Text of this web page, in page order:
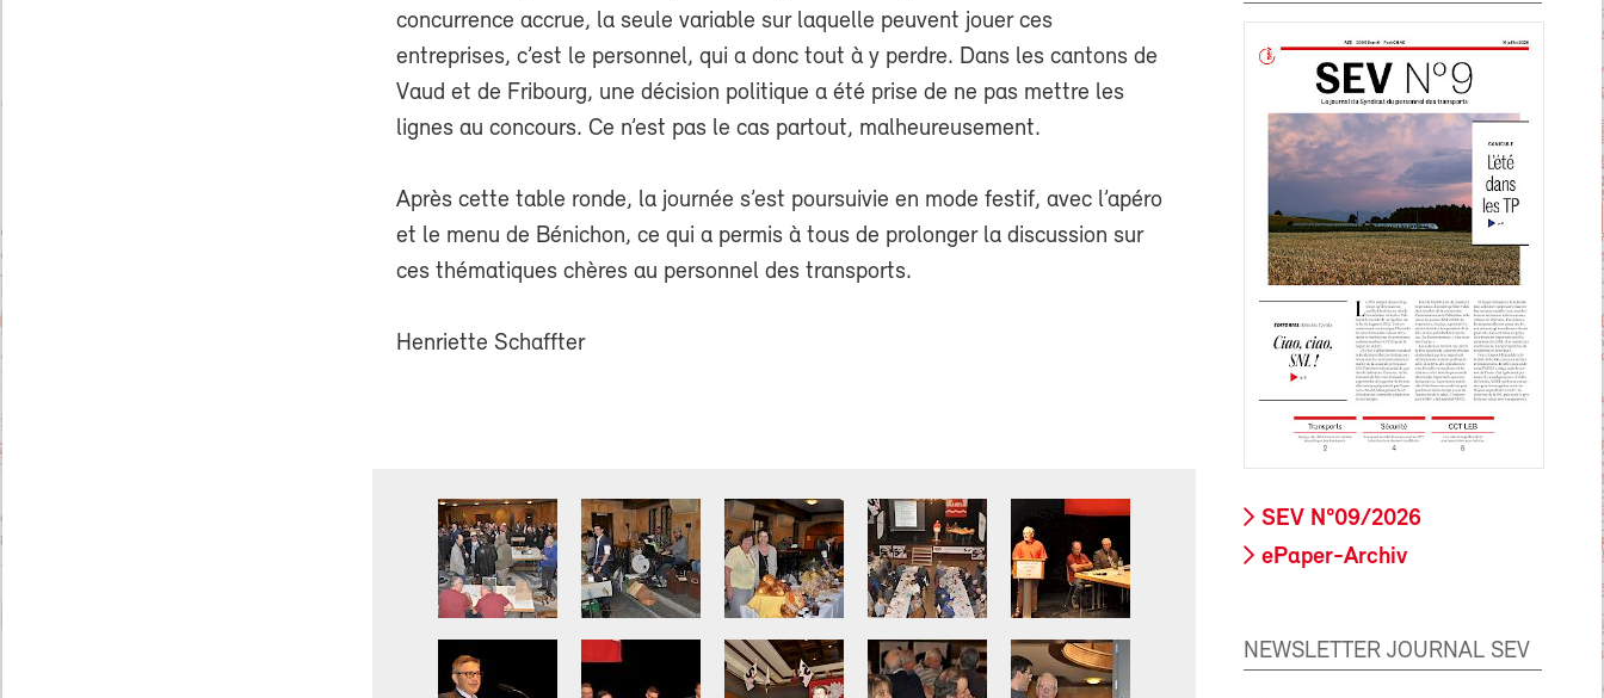
concurrence accrue, la seule variable sur laquelle peuvent jouer ces
entreprises, c’est le personnel, qui a donc tout à y perdre. Dans les cantons de
Vaud et de Fribourg, une décision politique a été prise de ne pas mettre les
lignes au concours. Ce n’est pas le cas partout, malheureusement.
Après cette table ronde, la journée s’est poursuivie en mode festif, avec l’apéro
et le menu de Bénichon, ce qui a permis à tous de prolonger la discussion sur
ces thématiques chères au personnel des transports.
Henriette Schaffter
SEV N°09/2026
ePaper-Archiv
NEWSLETTER JOURNAL SEV